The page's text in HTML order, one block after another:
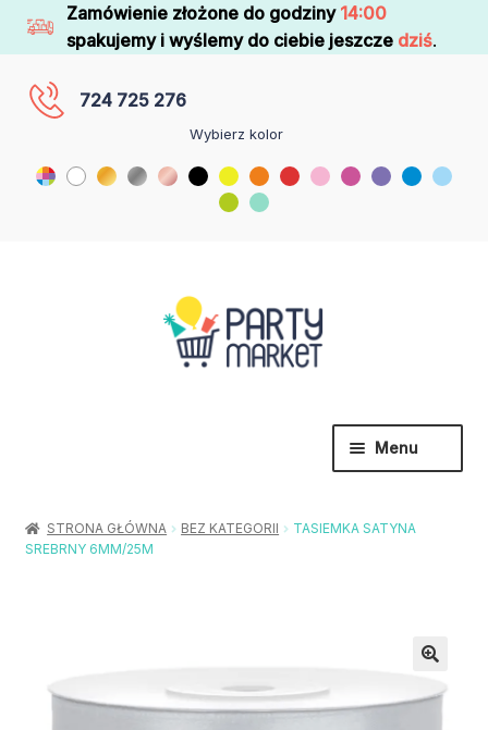
Zamówienie złożone do godziny 14:00
spakujemy i wyślemy do ciebie jeszcze dziś.
724 725 276
Wybierz kolor
Menu
Urodziny / Imprezy
Rozwiń
menu
STRONA GŁÓWNA BEZ KATEGORII
TASIEMKA SATYNA
SREBRNY 6MM/25M